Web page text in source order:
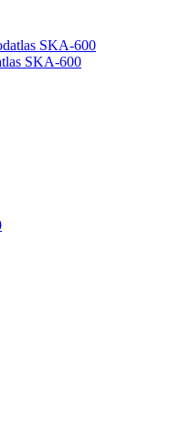
SKA-600